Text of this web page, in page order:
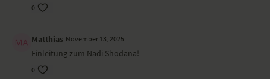
0
Matthias November 13, 2025
Einleitung zum Nadi Shodana!
0